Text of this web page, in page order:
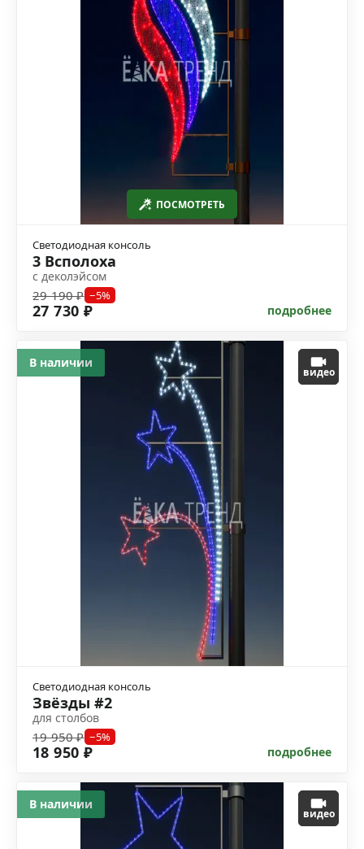
ПОСМОТРЕТЬ
Светодиодная консоль
3 Всполоха
с деколэйсом
29 190 ₽ −5%
27 730 ₽ подробнее
видео
Светодиодная консоль
Звёзды #2
для столбов
19 950 ₽ −5%
18 950 ₽ подробнее
В наличии
видео
В наличии